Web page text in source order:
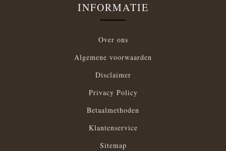
INFORMATIE
Over ons
Algemene voorwaarden
Disclaimer
Privacy Policy
Betaalmethoden
Klantenservice
Sitemap